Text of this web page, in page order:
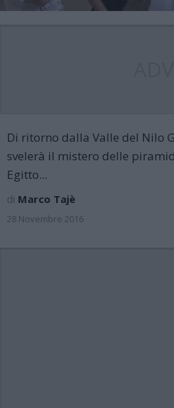
Di ritorno dalla Valle del Nilo
svelerà il mistero delle
Egitto...
di Marco Tajè
28 Novembre 2016